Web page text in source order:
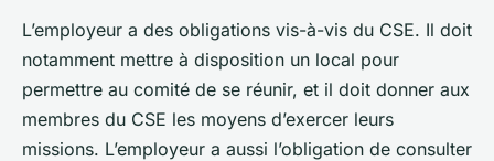
L’employeur a des obligations vis-à-vis du CSE. Il doit
notamment mettre à disposition un local pour
permettre au comité de se réunir, et il doit donner aux
membres du CSE les moyens d’exercer leurs
missions. L’employeur a aussi l’obligation de consulter